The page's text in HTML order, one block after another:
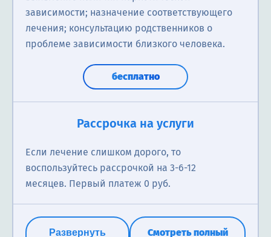
зависимости; назначение соответствующего
лечения; консультацию родственников о
проблеме зависимости близкого человека.
бесплатно
Рассрочка на услуги
Если лечение слишком дорого, то
воспользуйтесь рассрочкой на 3-6-12
месяцев. Первый платеж 0 руб.
Развернуть
Смотреть полный